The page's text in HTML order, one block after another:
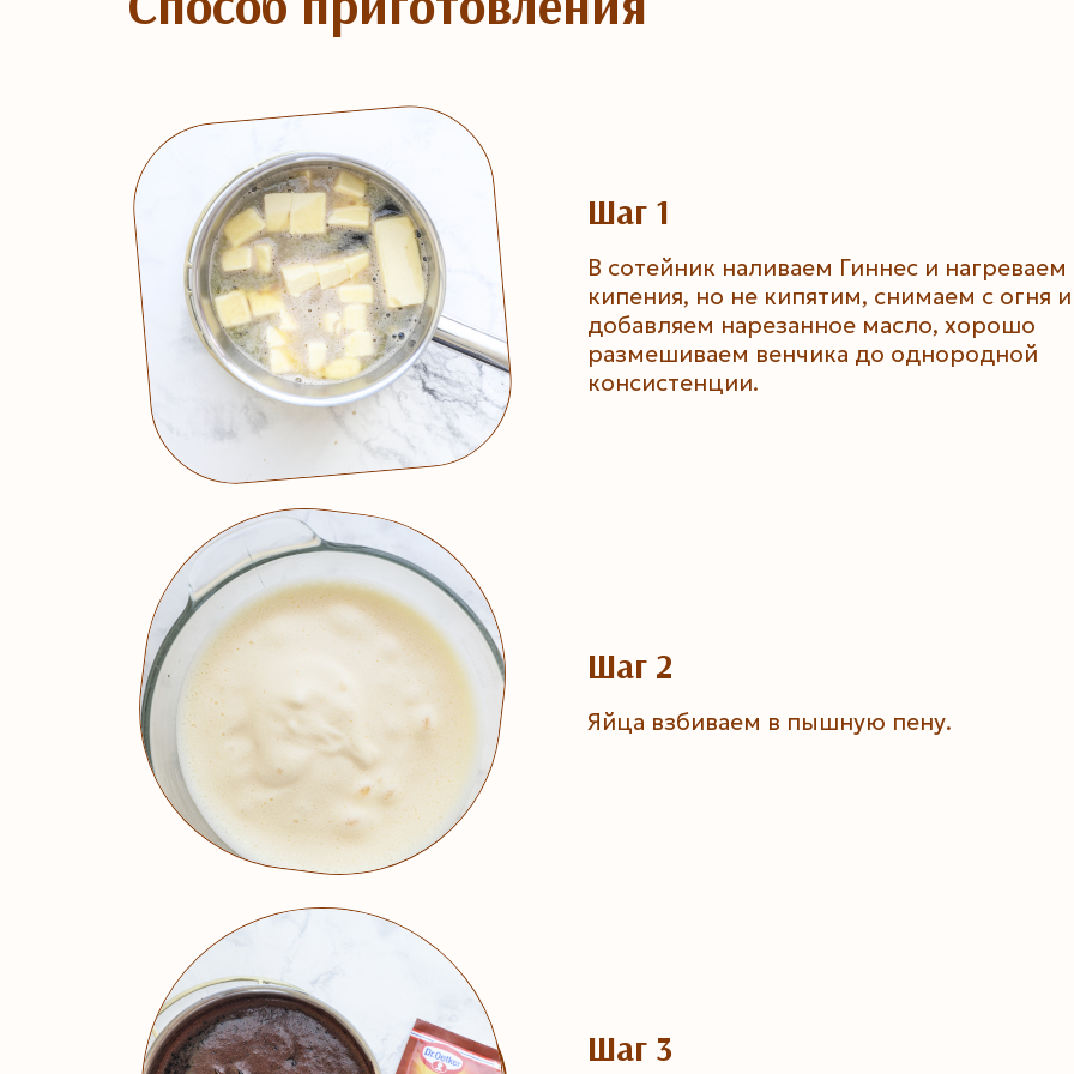
Шаг 1
В сотейник наливаем Гиннес и нагреваем
кипения, но не кипятим, снимаем с огня и
добавляем нарезанное масло, хорошо
размешиваем венчика до однородной
консистенции.
Шаг 2
Яйца взбиваем в пышную пену.
Шаг 3